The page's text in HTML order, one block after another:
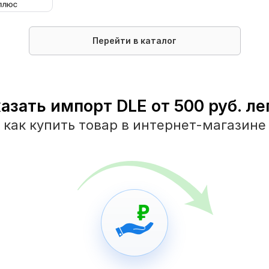
Перейти в каталог
импорт DLE от 500 руб.
как купить товар в интернет-магазине